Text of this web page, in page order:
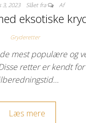
3, 2023 Slået fra Af
eksotiske
Gryderetter
mest populære og
retter er kendt
Læs mere